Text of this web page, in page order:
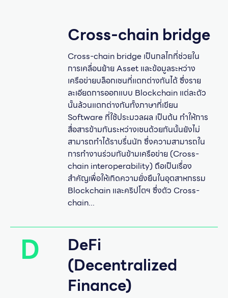
Cross-chain bridge
Cross-chain bridge เป็นกลไกที่ช่วยใน
การเคลื่อนย้าย Asset และข้อมูลระหว่าง
เครือข่ายบล็อกเชนที่แตกต่างกันได้ ซึ่งราย
ละเอียดการออกแบบ Blockchain แต่ละตัว
นั้นล้วนแตกต่างกันทั้งภาษาที่เขียน
Software ที่ใช้ประมวลผล เป็นต้น ทำให้การ
สื่อสารข้ามกันระหว่างเชนด้วยกันนั้นยังไม่
สามารถทำได้ราบรื่นนัก ซึ่งความสามารถใน
การทำงานร่วมกันข้ามเครือข่าย (Cross-
chain interoperability) ถือเป็นเรื่อง
สำคัญเพื่อให้เกิดความยั่งยืนในอุตสาหกรรม
Blockchain และคริปโตฯ ซึ่งตัว Cross-
chain...
D
DeFi
(Decentralized
Finance)